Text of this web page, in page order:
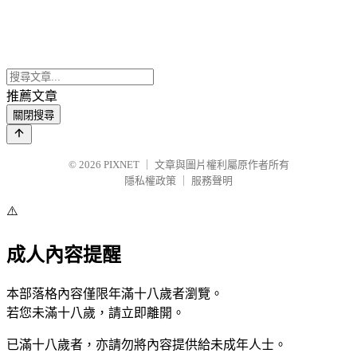
推薦文章
關閉搜尋
© 2026 PIXNET
文章與圖片權利屬原作者所有
隱私權政策
服務聲明
⚠️
成人內容提醒
本部落格內容僅限年滿十八歲者瀏覽。
若您未滿十八歲，請立即離開。
已滿十八歲者，亦請勿將內容提供給未成年人士。